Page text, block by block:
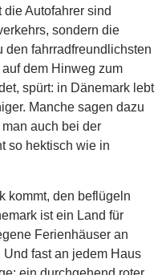
Autofahrer sind
sondern die
den fahrradfreundlichsten
dem Hinweg zum
spürt: in Dänemark lebt
Manche sagen dazu
auch bei der
so hektisch wie in
kommt, den beflügeln
ist ein Land für
Ferienhäuser an
fast an jedem Haus